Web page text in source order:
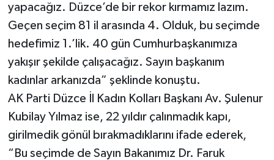
yapacağız. Düzce’de bir rekor kırmamız lazım.
Geçen seçim 81 il arasında 4. Olduk, bu seçimde
hedefimiz 1.’lik. 40 gün Cumhurbaşkanımıza
yakışır şekilde çalışacağız. Sayın başkanım
kadınlar arkanızda” şeklinde konuştu.
AK Parti Düzce İl Kadın Kolları Başkanı Av. Şulenur
Kubilay Yılmaz ise, 22 yıldır çalınmadık kapı,
girilmedik gönül bırakmadıklarını ifade ederek,
“Bu seçimde de Sayın Bakanımız Dr. Faruk